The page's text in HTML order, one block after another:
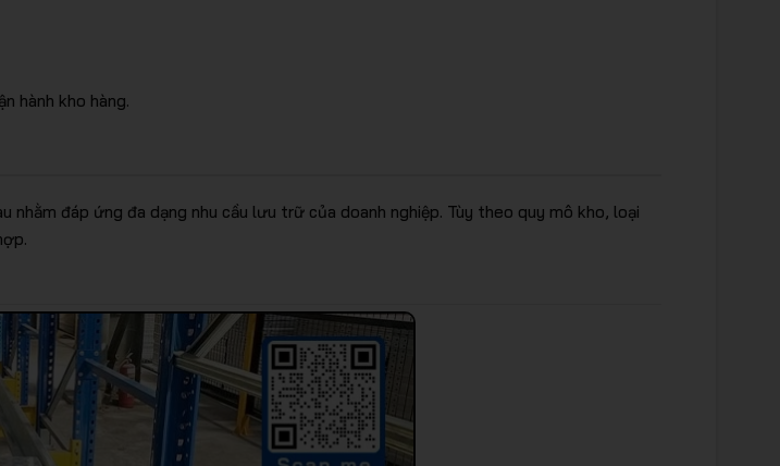
hành kho hàng.
đáp ứng đa dạng nhu cầu lưu trữ của doanh nghiệp. Tùy theo quy mô kho, loại